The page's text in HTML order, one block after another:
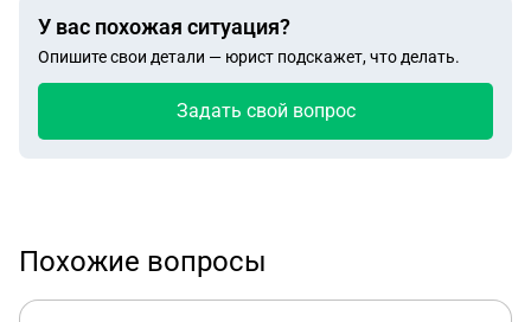
У вас похожая ситуация?
Опишите свои детали — юрист подскажет, что делать.
Задать свой вопрос
Похожие вопросы